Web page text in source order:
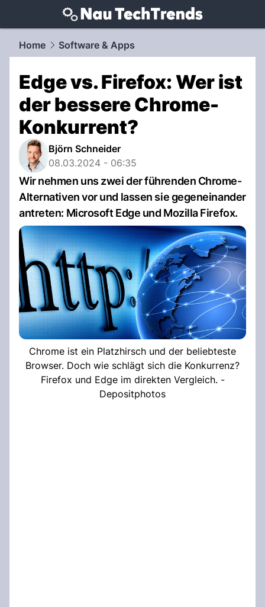
techtrends.NAU.ch
Home Software & Apps
Edge vs. Firefox: Wer ist
der bessere Chrome-
Konkurrent?
Björn Schneider
08.03.2024 - 06:35
Wir nehmen uns zwei der führenden Chrome-
Alternativen vor und lassen sie gegeneinander
antreten: Microsoft Edge und Mozilla Firefox.
Chrome ist ein Platzhirsch und der beliebteste
Browser. Doch wie schlägt sich die Konkurrenz?
Firefox und Edge im direkten Vergleich. -
Depositphotos